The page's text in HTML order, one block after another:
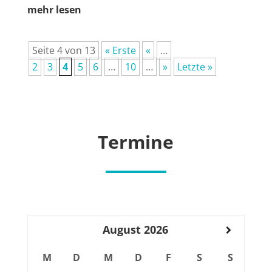
mehr lesen
Sei­te 4 von 13 « Ers­te «
…
2
3 4 5 6 … 10 … » Letz­te »
Ter­mi­ne
August 2026
M D M D F S S